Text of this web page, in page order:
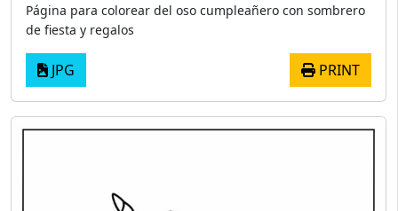
Página para colorear del oso cumpleañero con sombrero
de fiesta y regalos
JPG PRINT